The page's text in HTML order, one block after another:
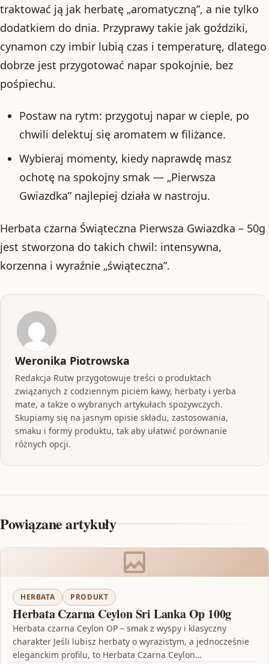
traktować ją jak herbatę „aromatyczną”, a nie tylko
dodatkiem do dnia. Przyprawy takie jak goździki,
cynamon czy imbir lubią czas i temperaturę, dlatego
dobrze jest przygotować napar spokojnie, bez
pośpiechu.
Postaw na rytm: przygotuj napar w cieple, po
chwili delektuj się aromatem w filiżance.
Wybieraj momenty, kiedy naprawdę masz
ochotę na spokojny smak — „Pierwsza
Gwiazdka” najlepiej działa w nastroju.
Herbata czarna Świąteczna Pierwsza Gwiazdka – 50g
jest stworzona do takich chwil: intensywna,
korzenna i wyraźnie „świąteczna”.
Weronika Piotrowska
Redakcja Rutw przygotowuje treści o produktach
związanych z codziennym piciem kawy, herbaty i yerba
mate, a także o wybranych artykułach spożywczych.
Skupiamy się na jasnym opisie składu, zastosowania,
smaku i formy produktu, tak aby ułatwić porównanie
różnych opcji.
Powiązane artykuły
HERBATA PRODUKT
Herbata Czarna Ceylon Sri Lanka Op 100g
Herbata czarna Ceylon OP – smak z wyspy i klasyczny
charakter Jeśli lubisz herbaty o wyrazistym, a jednocześnie
eleganckim profilu, to Herbata Czarna Ceylon…